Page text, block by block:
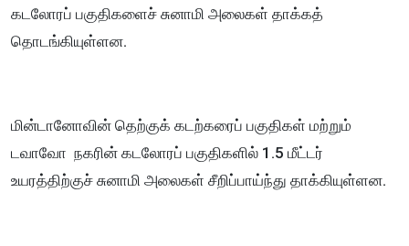
கடலோரப் பகுதிகளைச் சுனாமி அலைகள் தாக்கத்
தொடங்கியுள்ளன.
மின்டானோவின் தெற்குக் கடற்கரைப் பகுதிகள் மற்றும்
டவாவோ நகரின் கடலோரப் பகுதிகளில் 1.5 மீட்டர்
உயரத்திற்குச் சுனாமி அலைகள் சீறிப்பாய்ந்து தாக்கியுள்ளன.